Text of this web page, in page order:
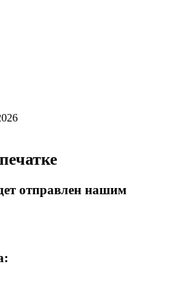
отправлен нашим